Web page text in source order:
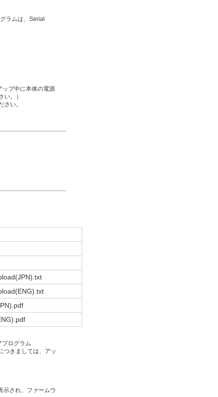
ラムは、Serial
ップ中に本体の電源
。）
い。
ログラム
つきましては、アッ
示され、ファームウ